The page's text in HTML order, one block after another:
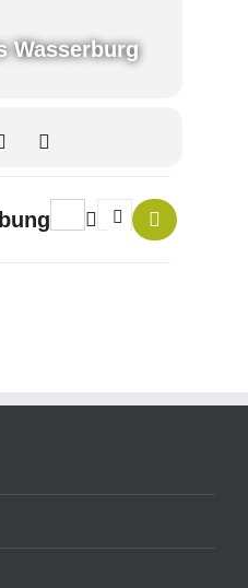
Wasserburg
Address - Bildungsmarkt
Destination Address